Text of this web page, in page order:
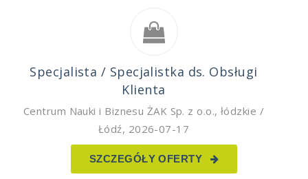
Specjalista / Specjalistka ds. Obsługi
Klienta
Centrum Nauki i Biznesu ŻAK Sp. z o.o., łódzkie /
Łódź, 2026-07-17
SZCZEGÓŁY OFERTY